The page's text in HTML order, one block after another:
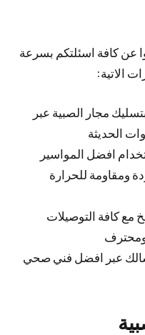
عن كافة اسئلتكم بسرعة
الاتية:
مجار الصبية عبر
الحديثة
افضل المواسير
ومقاومة للحرارة
كافة التوصيلات
عبر افضل فني صحي